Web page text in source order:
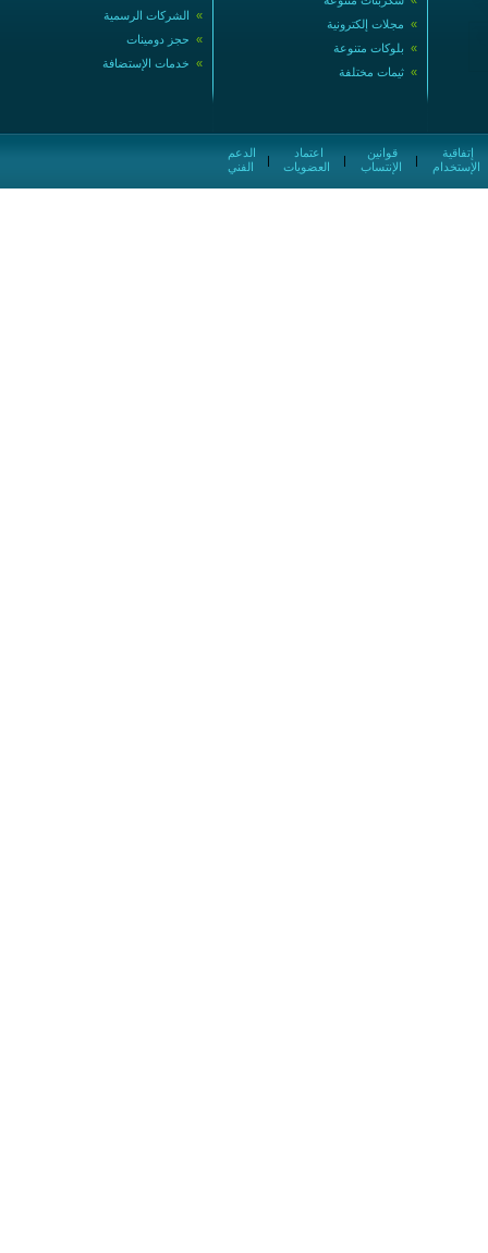
» الشركات الرسمية
» حجز دومينات
» خدمات الإستضافة
» مجلات إلكترونية
» بلوكات متنوعة
» ثيمات مختلفة
الفني
|
العضويات
|
الإنتساب
|
الإستخدام